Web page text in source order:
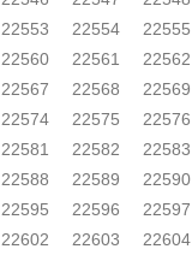
22553 22554 22555
22560 22561 22562
22567 22568 22569
22574 22575 22576
22581 22582 22583
22588 22589 22590
22595 22596 22597
22602 22603 22604